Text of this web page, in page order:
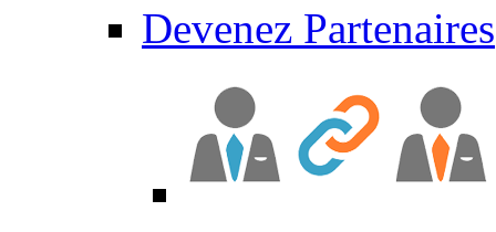
Devenez Partenaires